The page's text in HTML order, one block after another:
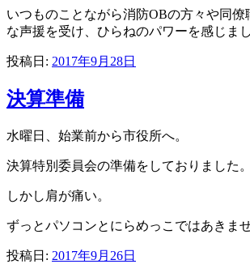
いつものことながら消防OBの方々や同僚
な声援を受け、ひらねのパワーを感じまし
投稿日: 2017年9月28日
決算準備
水曜日、始業前から市役所へ。
決算特別委員会の準備をしておりました。
しかし肩が痛い。
ずっとパソコンとにらめっこではあきま
投稿日: 2017年9月26日